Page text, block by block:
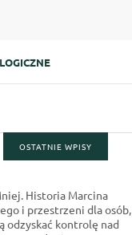
OSTATNIE WPISY
Historia Marcina
i przestrzeni dla osób,
odzyskać kontrolę nad